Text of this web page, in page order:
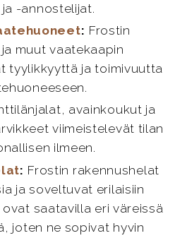
-annostelijat.
: Frostin
muut vaatekaapin
tyylikkyyttä ja toimivuutta
avainkoukut ja
viimeistelevät tilan
ilmeen.
: Frostin rakennushelat
ja soveltuvat erilaisiin
saatavilla eri väreissä
joten ne sopivat hyvin